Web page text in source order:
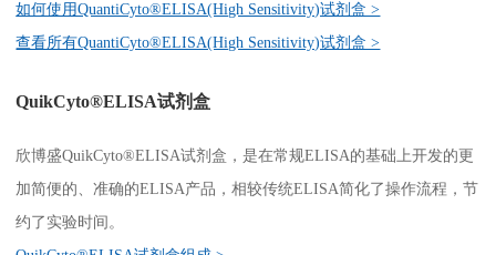
代理商查询
如何使用QuantiCyto®ELISA(High Sensitivity)试剂盒 >
查看所有QuantiCyto®ELISA(High Sensitivity)试剂盒 >
QuikCyto®ELISA试剂盒
欣博盛QuikCyto®ELISA试剂盒，是在常规ELISA的基础上开发的更
加简便的、准确的ELISA产品，相较传统ELISA简化了操作流程，节
约了实验时间。